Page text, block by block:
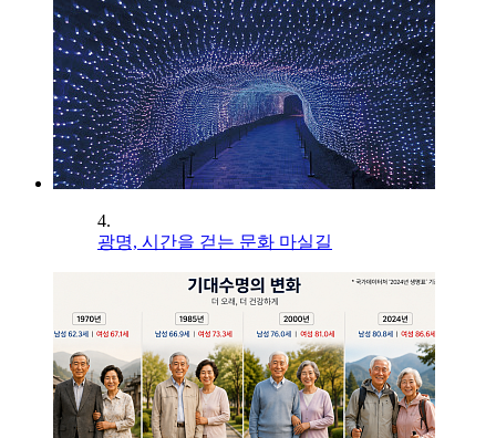
4.
광명, 시간을 걷는 문화 마실길